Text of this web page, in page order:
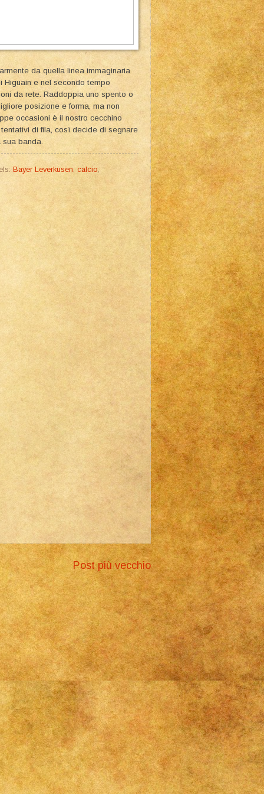
da quella linea immaginaria
Higuain e nel secondo tempo
da rete. Raddoppia uno spento o
posizione e forma, ma non
occasioni è il nostro cecchino
di fila, così decide di segnare
banda.
Bayer Leverkusen, calcio
Post più vecchio